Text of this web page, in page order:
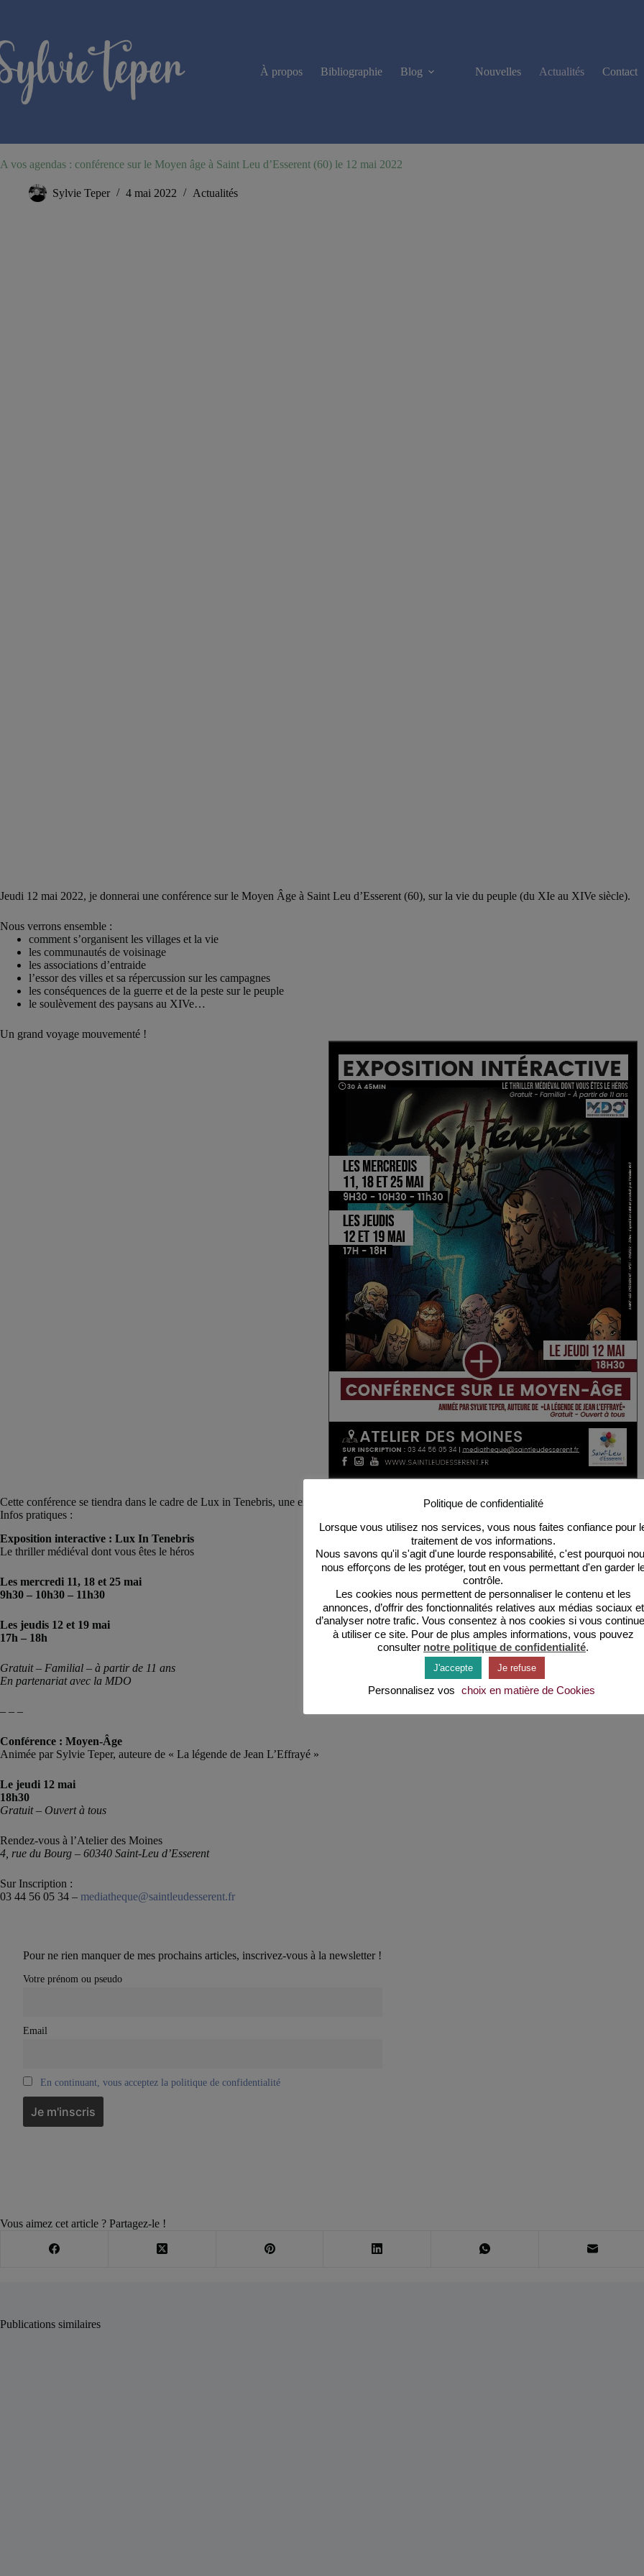
À propos Bibliographie Blog Nouvelles Actualités Contact
A vos agendas : conférence sur le Moyen âge à Saint Leu d’Esserent (60) le 12 mai 2022
Sylvie Teper 4 mai 2022 Actualités
Jeudi 12 mai 2022, je donnerai une conférence sur le Moyen Âge à Saint Leu d’Esserent (60), sur la vie du peuple (du XIe au XIVe siècle).
Nous verrons ensemble :
comment s’organisent les villages et la vie
les communautés de voisinage
les associations d’entraide
l’essor des villes et sa répercussion sur les campagnes
les conséquences de la guerre et de la peste sur le peuple
le soulèvement des paysans au XIVe…
Un grand voyage mouvementé !
Cette conférence se tiendra dans le cadre de Lux in Tenebris, une exposition interactive.
Infos pratiques :
Exposition interactive : Lux In Tenebris
Le thriller médiéval dont vous êtes le héros
Les mercredi 11, 18 et 25 mai
9h30 – 10h30 – 11h30
Les jeudis 12 et 19 mai
17h – 18h
Gratuit – Familial – à partir de 11 ans
En partenariat avec la MDO
– – –
Conférence : Moyen-Âge
Animée par Sylvie Teper, auteure de « La légende de Jean L’Effrayé »
Le jeudi 12 mai
18h30
Gratuit – Ouvert à tous
Rendez-vous à l’Atelier des Moines
4, rue du Bourg – 60340 Saint-Leu d’Esserent
Sur Inscription :
03 44 56 05 34 – mediatheque@saintleudesserent.fr
Pour ne rien manquer de mes prochains articles, inscrivez-vous à la newsletter !
Votre prénom ou pseudo
Email
En continuant, vous acceptez la politique de confidentialité
Vous aimez cet article ? Partagez-le !
Publications similaires
Politique de confidentialité
Lorsque vous utilisez nos services, vous nous faites confiance pour
traitement de vos informations.
Nous savons qu'il s'agit d'une lourde responsabilité, c'est pourquoi
nous efforçons de les protéger, tout en vous permettant d'en garder
contrôle.
Les cookies nous permettent de personnaliser le contenu et les
annonces, d’offrir des fonctionnalités relatives aux médias sociaux et
d’analyser notre trafic. Vous consentez à nos cookies si vous
à utiliser ce site. Pour de plus amples informations, vous pouvez
consulter notre politique de confidentialité.
J'accepte Je refuse
Personnalisez vos choix en matière de Cookies